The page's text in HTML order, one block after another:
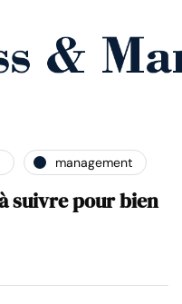
management
suivre pour bien